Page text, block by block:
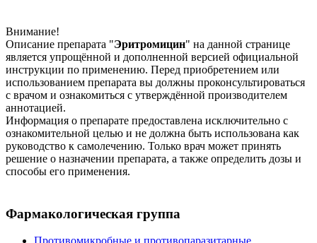
Внимание!
Описание препарата "Эритромицин" на данной странице
является упрощённой и дополненной версией официальной
инструкции по применению. Перед приобретением или
использованием препарата вы должны проконсультироваться
с врачом и ознакомиться с утверждённой производителем
аннотацией.
Информация о препарате предоставлена исключительно с
ознакомительной целью и не должна быть использована как
руководство к самолечению. Только врач может принять
решение о назначении препарата, а также определить дозы и
способы его применения.
Фармакологическая группа